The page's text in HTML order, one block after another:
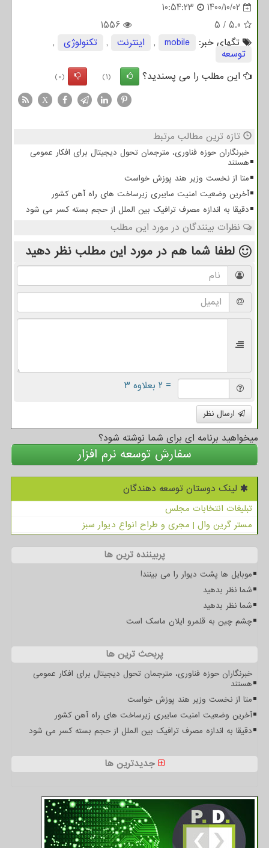
1400/10/02
10:54:23
5.0
/
5
1556
تگهای خبر:
mobile
, اینترنت , تكنولوژی ,
توسعه
این مطلب را می پسندید؟
(1)
(0)
X
تازه ترین مطالب مرتبط
خبرنگاران حوزه فناوری، مترجمان تحول دیجیتال برای افکار عمومی
هستند
متا از نخست وزیر هند پوزش خواست
آخرین وضعیت امنیت سایبری زیرساخت های راه آهن کشور
دقیقا به اندازه مصرف ترافیک بین الملل از حجم بسته کسر می شود
نظرات بینندگان در مورد این مطلب
لطفا شما هم در مورد این مطلب نظر دهید
= ۲ بعلاوه ۳
ارسال نظر
میخواهید برنامه ای برای شما نوشته شود؟
سفارش توسعه نرم افزار
لینک دوستان توسعه دهندگان
تبلیغات انتخابات مجلس
مستر گرین وال | مجری و طراح انواع دیوار سبز
پربیننده ترین ها
موبایل ها پشت دیوار را می بینند!
شما نظر بدهید
شما نظر بدهید
چشم چین به قلمرو ایلان ماسک است
پربحث ترین ها
خبرنگاران حوزه فناوری، مترجمان تحول دیجیتال برای افکار عمومی
هستند
متا از نخست وزیر هند پوزش خواست
آخرین وضعیت امنیت سایبری زیرساخت های راه آهن کشور
دقیقا به اندازه مصرف ترافیک بین الملل از حجم بسته کسر می شود
جدیدترین ها